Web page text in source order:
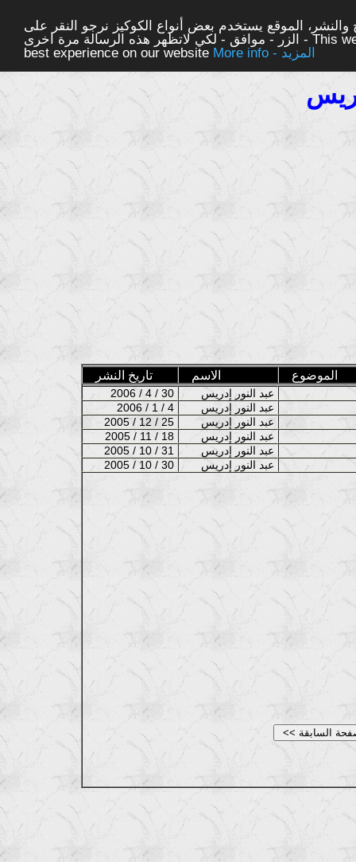
الموقع يستخدم بعض أنواع الكوكيز نرجو النقر على
الزر - موافق - لكي لاتظهر هذه الرسالة مرة اخرى - This website uses cookies to ensure you get the
best experience on our website
More info - المزيد
تاريخ النشر الاسم الموضوع
2006 / 4 / 30
2006 / 1 / 4
2005 / 12 / 25
2005 / 11 / 18
2005 / 10 / 31
2005 / 10 / 30